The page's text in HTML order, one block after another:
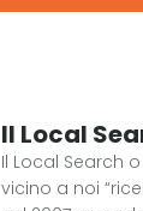
Il Local
Il Local Search
vicino a noi